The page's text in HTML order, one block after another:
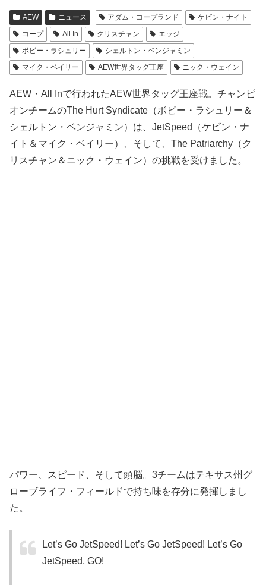
AEW ニュース アダム・コープランド
ケビン・ナイト
コープ
All In クリスチャン
エッジ
ボビー・ラシュリー
シェルトン・ベンジャミン
マイク・ベイリー
AEW世界タッグ王座 ニック・ウェイン
AEW・All Inで行われたAEW世界タッグ王座戦。チャンピ
オンチームのThe Hurt Syndicate（ボビー・ラシュリー＆
シェルトン・ベンジャミン）は、JetSpeed（ケビン・ナ
イト＆マイク・ベイリー）、そして、The Patriarchy（ク
リスチャン＆ニック・ウェイン）の挑戦を受けました。
パワー、スピード、そして頭脳。3チームはテキサス州グ
ローブライフ・フィールドで持ち味を存分に発揮しまし
た。
Let’s Go JetSpeed! Let’s Go JetSpeed! Let’s Go
JetSpeed, GO!